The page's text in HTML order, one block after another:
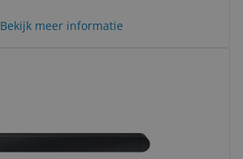
Bekijk meer informatie